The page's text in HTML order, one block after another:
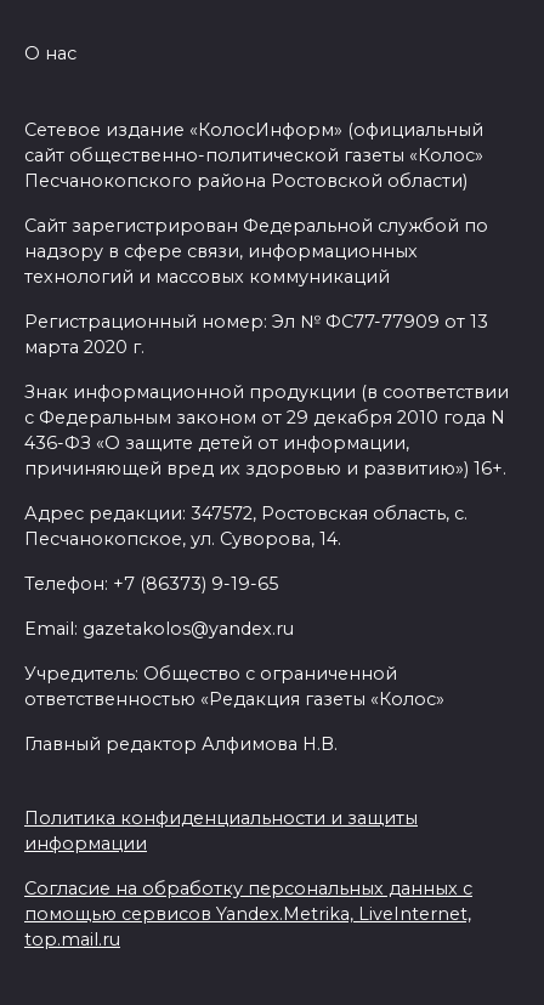
О нас
Сетевое издание «КолосИнформ» (официальный
сайт общественно-политической газеты «Колос»
Песчанокопского района Ростовской области)
Сайт зарегистрирован Федеральной службой по
надзору в сфере связи, информационных
технологий и массовых коммуникаций
Регистрационный номер: Эл № ФС77-77909 от 13
марта 2020 г.
Знак информационной продукции (в соответствии
с Федеральным законом от 29 декабря 2010 года N
436-ФЗ «О защите детей от информации,
причиняющей вред их здоровью и развитию») 16+.
Адрес редакции: 347572, Ростовская область, с.
Песчанокопское, ул. Суворова, 14.
Телефон: +7 (86373) 9-19-65
Email: gazetakolos@yandex.ru
Учредитель: Общество с ограниченной
ответственностью «Редакция газеты «Колос»
Главный редактор Алфимова Н.В.
Политика конфиденциальности и защиты
информации
Согласие на обработку персональных данных с
помощью сервисов Yandex.Metrika, LiveInternet,
top.mail.ru